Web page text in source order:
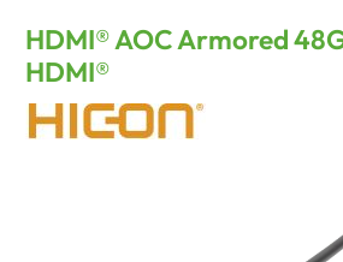
HDMI® AOC Armored
HDMI®